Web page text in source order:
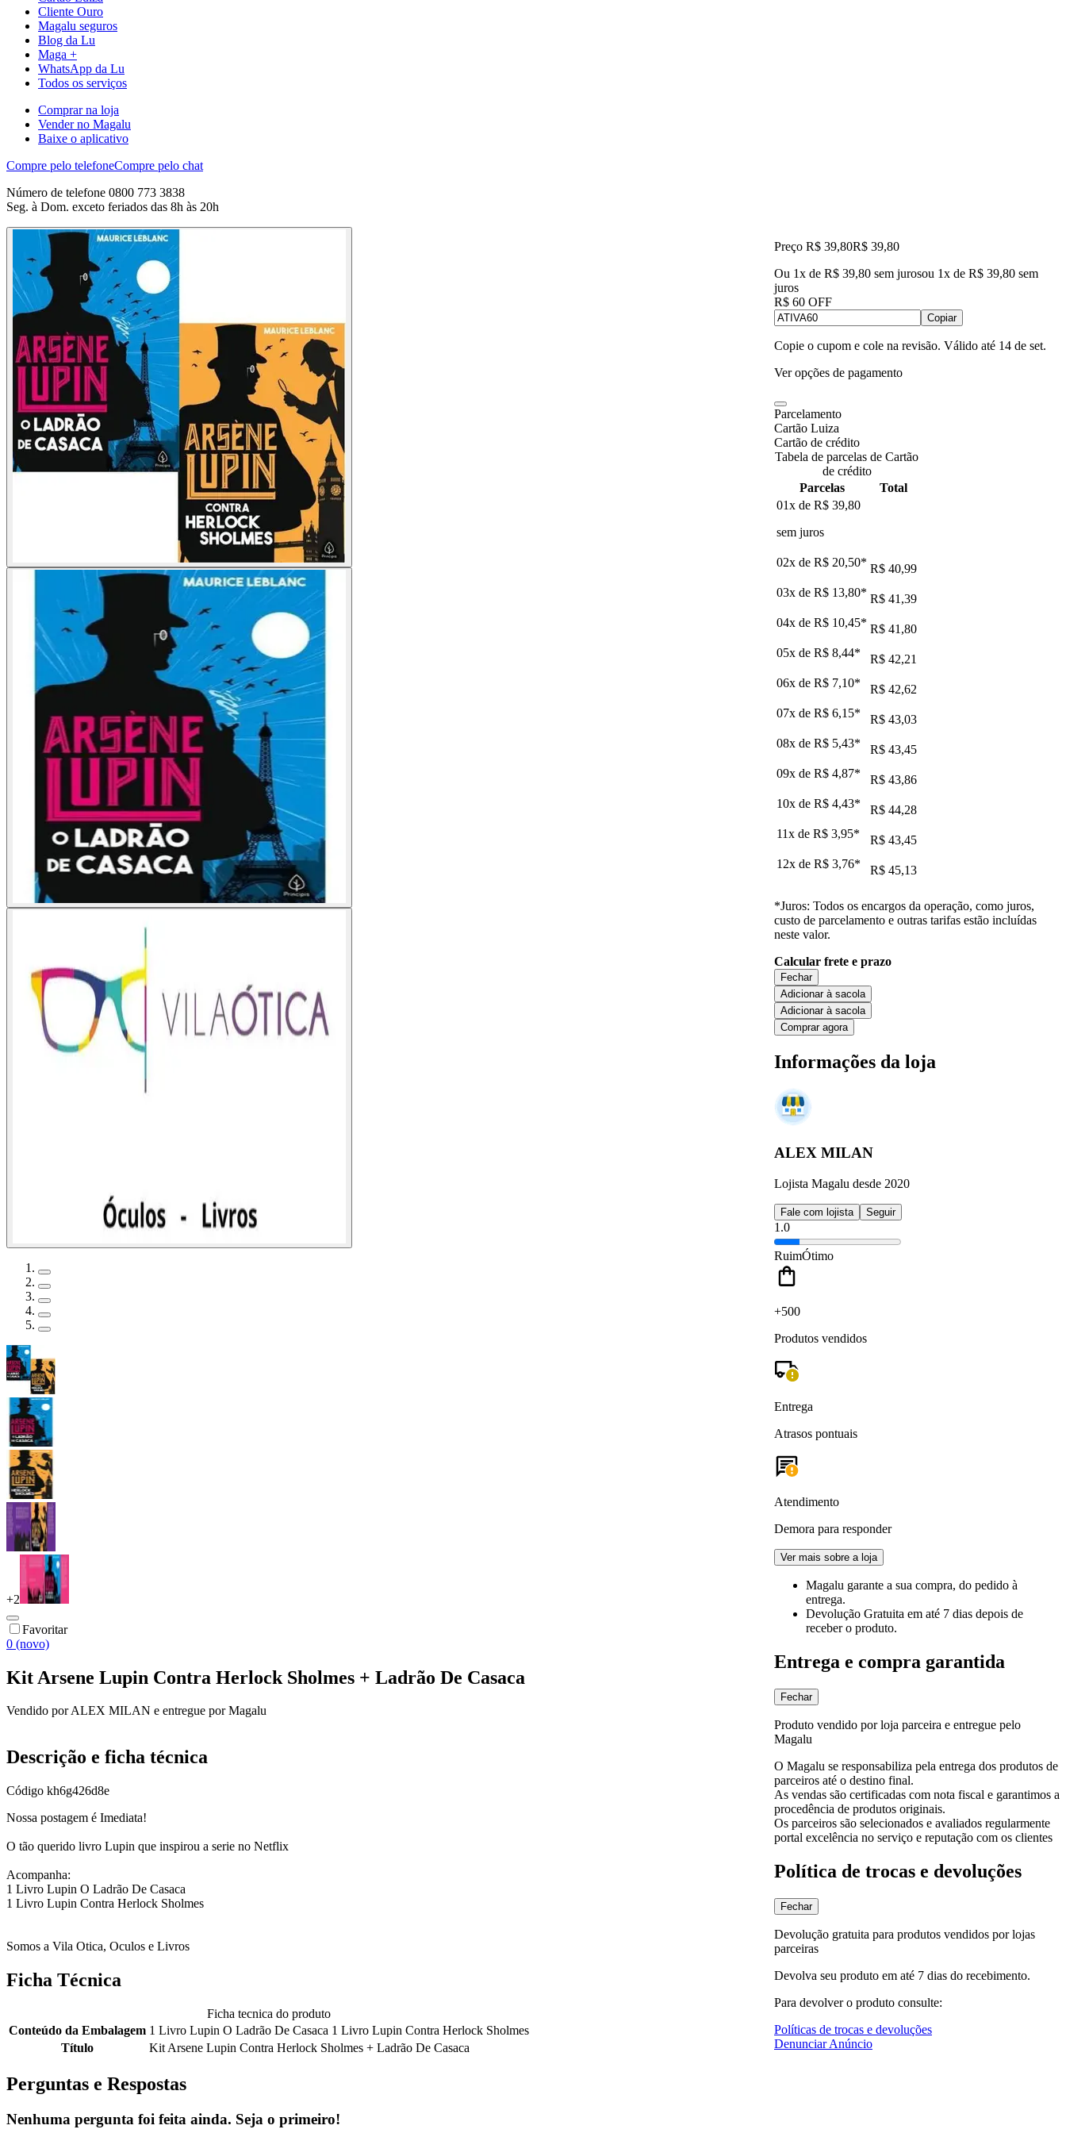
Cliente Ouro
Magalu seguros
Blog da Lu
Maga +
WhatsApp da Lu
Todos os serviços
Comprar na loja
Vender no Magalu
Baixe o aplicativo
Compre pelo telefoneCompre pelo chat
Número de telefone 0800 773 3838
Seg. à Dom. exceto feriados das 8h às 20h
+2
Favoritar
0 (novo)
Kit Arsene Lupin Contra Herlock Sholmes + Ladrão De Casaca
Vendido porALEX MILAN e entregue por Magalu
Preço R$ 39,80R$ 39,80
Ou 1x de R$ 39,80 sem jurosou 1x de R$ 39,80 sem
juros
R$ 60 OFF
Copiar
Copie o cupom e cole na revisão. Válido até 14 de set.
Ver opções de pagamento
Parcelamento
Cartão Luiza
Cartão de crédito
Tabela de parcelas de Cartão
de crédito
Parcelas
Total
01x de R$ 39,80
sem juros
02x de R$ 20,50* R$ 40,99
03x de R$ 13,80* R$ 41,39
04x de R$ 10,45* R$ 41,80
05x de R$ 8,44*
R$ 42,21
06x de R$ 7,10*
R$ 42,62
07x de R$ 6,15*
R$ 43,03
08x de R$ 5,43*
R$ 43,45
09x de R$ 4,87*
R$ 43,86
10x de R$ 4,43*
R$ 44,28
11x de R$ 3,95*
R$ 43,45
12x de R$ 3,76* R$ 45,13
*Juros: Todos os encargos da operação, como juros,
custo de parcelamento e outras tarifas estão incluídas
neste valor.
Calcular frete e prazo
Fechar
Adicionar à sacola
Adicionar à sacola
Comprar agora
Informações da loja
ALEX MILAN
Lojista Magalu desde 2020
Fale com lojista Seguir
1.0
RuimÓtimo
+500
Produtos vendidos
Entrega
Atrasos pontuais
Atendimento
Demora para responder
Ver mais sobre a loja
Magalu garante a sua compra, do pedido à
entrega.
Devolução Gratuita em até 7 dias depois de
receber o produto.
Entrega e compra garantida
Fechar
Produto vendido por loja parceira e entregue pelo
Magalu
O Magalu se responsabiliza pela entrega dos produtos de
parceiros até o destino final.
As vendas são certificadas com nota fiscal e garantimos a
procedência de produtos originais.
Os parceiros são selecionados e avaliados regularmente
portal excelência no serviço e reputação com os clientes
Política de trocas e devoluções
Fechar
Devolução gratuita para produtos vendidos por lojas
parceiras
Devolva seu produto em até 7 dias do recebimento.
Para devolver o produto consulte:
Políticas de trocas e devoluções
Denunciar Anúncio
Descrição e ficha técnica
Código kh6g426d8e
Nossa postagem é Imediata!
O tão querido livro Lupin que inspirou a serie no Netflix
Acompanha:
1 Livro Lupin O Ladrão De Casaca
1 Livro Lupin Contra Herlock Sholmes
Somos a Vila Otica, Oculos e Livros
Ficha Técnica
Ficha tecnica do produto
Conteúdo da Embalagem 1 Livro Lupin O Ladrão De Casaca 1 Livro Lupin Contra Herlock Sholmes
Título
Kit Arsene Lupin Contra Herlock Sholmes + Ladrão De Casaca
Perguntas e Respostas
Nenhuma pergunta foi feita ainda. Seja o primeiro!